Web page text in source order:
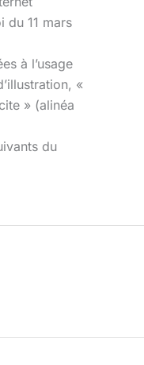
du 11 mars
à l’usage
«
» (alinéa
du